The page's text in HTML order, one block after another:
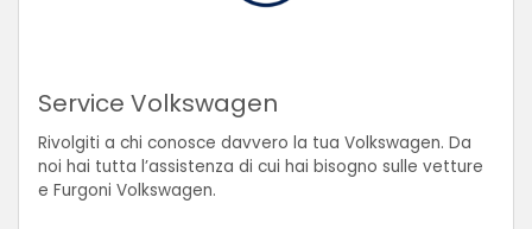
Service Volkswagen
Rivolgiti a chi conosce davvero la tua Volkswagen. Da
noi hai tutta l’assistenza di cui hai bisogno sulle vetture
e Furgoni Volkswagen.